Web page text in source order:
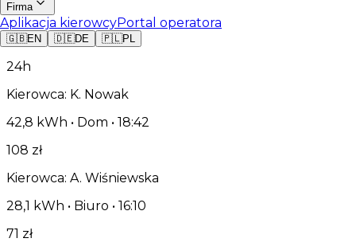
Firma
Aplikacja kierowcyPortal operatora
🇬🇧EN 🇩🇪DE 🇵🇱PL
186
Ostatnie ładowania
24h
Kierowca: K. Nowak
42,8 kWh • Dom • 18:42
108 zł
Kierowca: A. Wiśniewska
28,1 kWh • Biuro • 16:10
71 zł